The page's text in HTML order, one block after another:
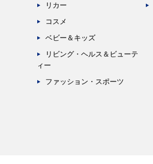
リカー
コスメ
ベビー＆キッズ
リビング・ヘルス＆ビューテ
ィー
ファッション・スポーツ